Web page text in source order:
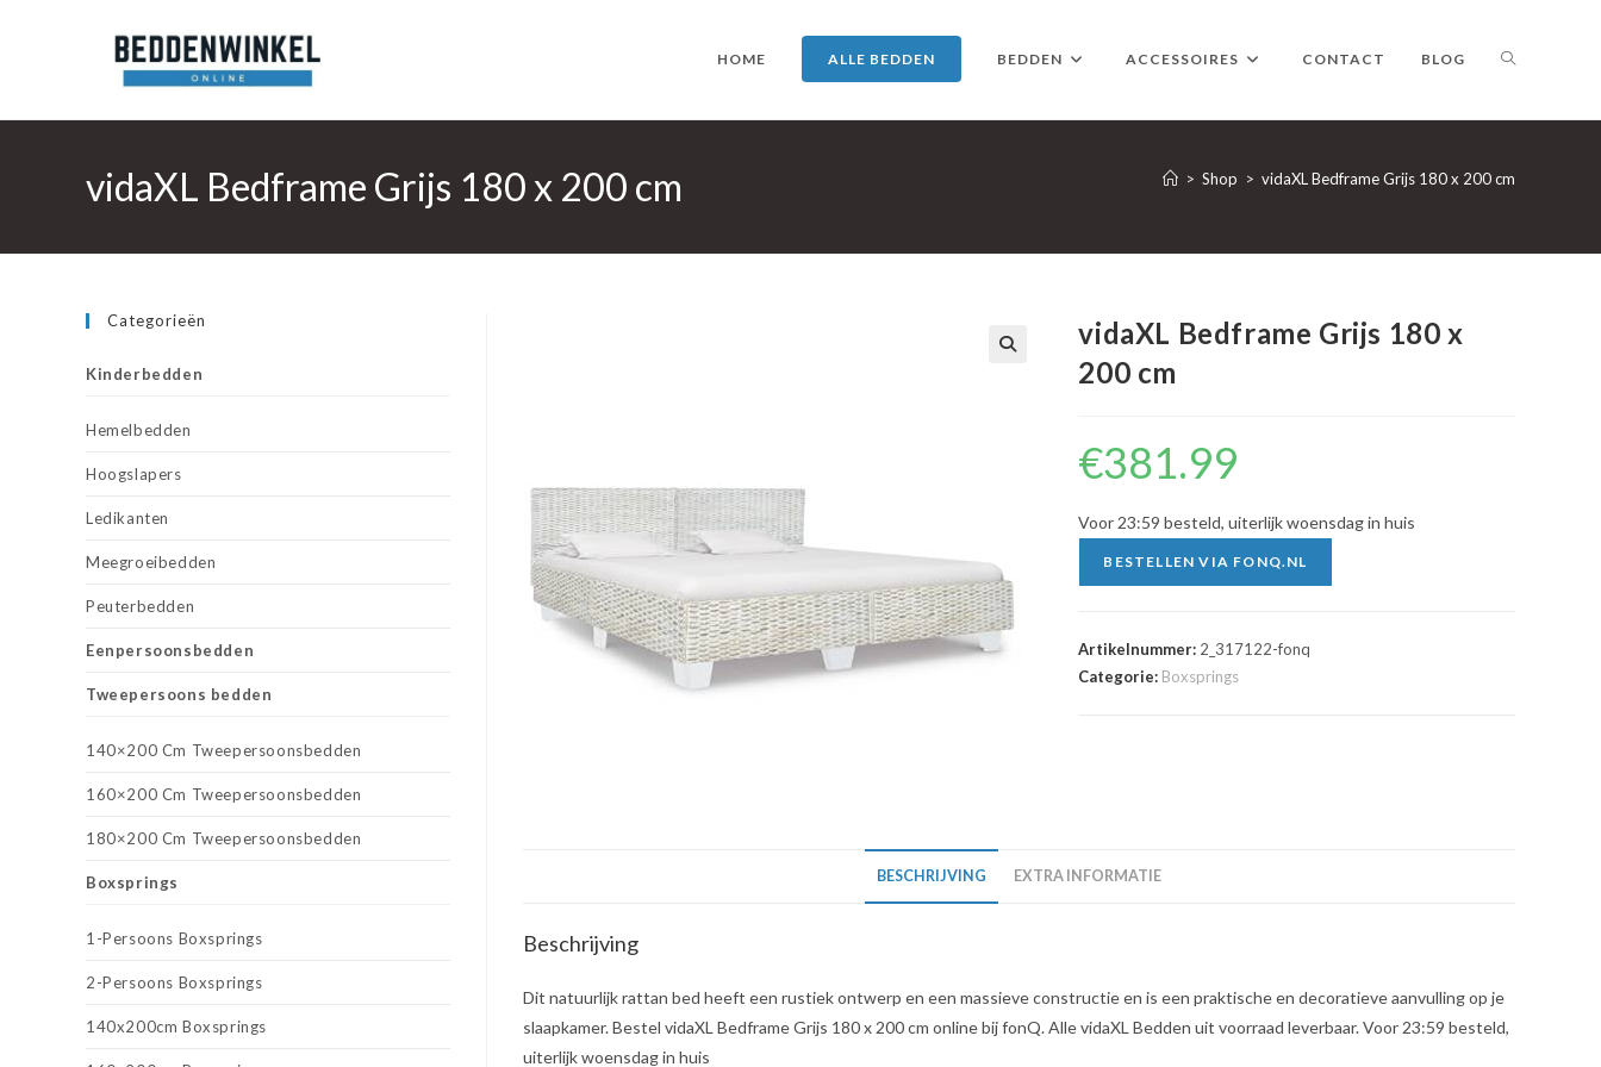
HOME ALLE BEDDEN BEDDEN ACCESSOIRES CONTACT BLOG TOGGLE
WEBSITE
vidaXL Bedframe Grijs 180 x 200 cm > Shop > vidaXL Bedframe Grijs 180 x 200 cm
vidaXL Bedframe Grijs 180 x
200 cm
€381.99
Voor 23:59 besteld, uiterlijk woensdag in huis
BESTELLEN VIA FONQ.NL
Artikelnummer: 2_317122-fonq
Categorie: Boxsprings
BESCHRIJVING EXTRA INFORMATIE
Beschrijving
Dit natuurlijk rattan bed heeft een rustiek ontwerp en een massieve constructie en is een praktische en decoratieve aanvulling op je
slaapkamer. Bestel vidaXL Bedframe Grijs 180 x 200 cm online bij fonQ. Alle vidaXL Bedden uit voorraad leverbaar. Voor 23:59 besteld,
uiterlijk woensdag in huis
Categorieën
Kinderbedden
Hemelbedden
Hoogslapers
Ledikanten
Meegroeibedden
Peuterbedden
Eenpersoonsbedden
Tweepersoons bedden
140×200 Cm Tweepersoonsbedden
160×200 Cm Tweepersoonsbedden
180×200 Cm Tweepersoonsbedden
Boxsprings
1-Persoons Boxsprings
2-Persoons Boxsprings
140x200cm Boxsprings